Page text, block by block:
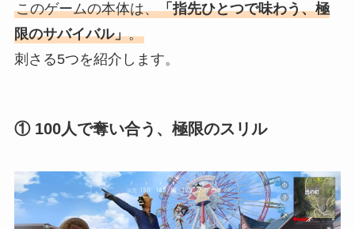
このゲームの本体は、「指先ひとつで味わう、極
限のサバイバル」。
刺さる5つを紹介します。
① 100人で奪い合う、極限のスリル